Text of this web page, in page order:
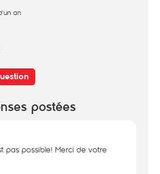
an
postées
pas possible! Merci de votre